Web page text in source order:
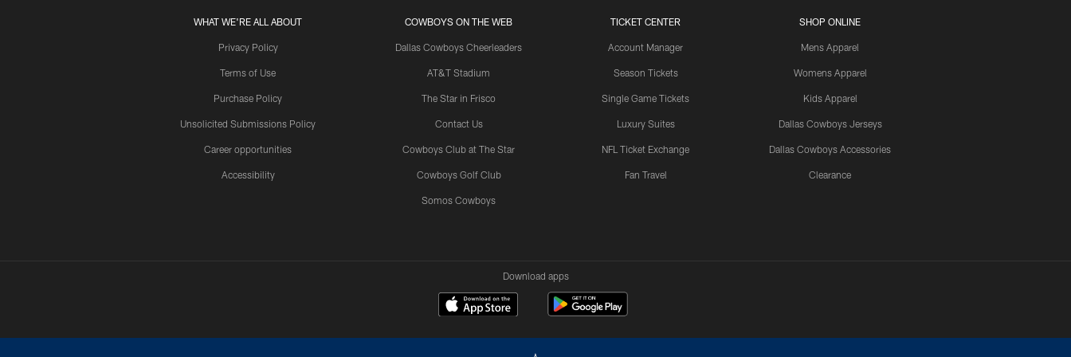
WHAT WE'RE ALL ABOUT
Privacy Policy
Terms of Use
Purchase Policy
Unsolicited Submissions Policy
Career opportunities
Accessibility
COWBOYS ON THE WEB
Dallas Cowboys Cheerleaders
AT&T Stadium
The Star in Frisco
Contact Us
Cowboys Club at The Star
Cowboys Golf Club
Somos Cowboys
TICKET CENTER
Account Manager
Season Tickets
Single Game Tickets
Luxury Suites
NFL Ticket Exchange
Fan Travel
SHOP ONLINE
Mens Apparel
Womens Apparel
Kids Apparel
Dallas Cowboys Jerseys
Dallas Cowboys Accessories
Clearance
Download apps